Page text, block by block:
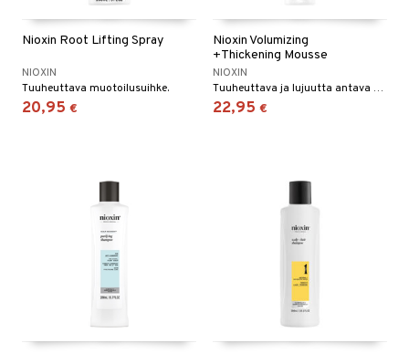
Nioxin Root Lifting Spray
NIOXIN
Tuuheuttava muotoilusuihke.
20,95 €
Nioxin Volumizing
+Thickening Mousse
NIOXIN
Tuuheuttava ja lujuutta antava muotovaahto Nioxinilta.
22,95 €